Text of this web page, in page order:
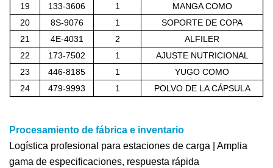
19
133-3606 1
MANGA COMO
20
8S-9076 1
SOPORTE DE COPA
21
4E-4031 2
ALFILER
22
173-7502 1
AJUSTE NUTRICIONAL
23
446-8185 1
YUGO COMO
24
479-9993 1 POLVO DE LA CÁPSULA
Procesamiento de fábrica e inventario
Logística profesional para estaciones de carga | Amplia
gama de especificaciones, respuesta rápida